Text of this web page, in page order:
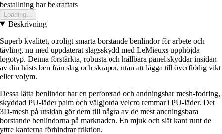
bestallning har bekraftats
Loading...
Beskrivning
Superb kvalitet, otroligt smarta borstande benlindor för arbete och
tävling, nu med uppdaterat slagsskydd med LeMieuxs upphöjda
logotyp. Denna förstärkta, robusta och hållbara panel skyddar insidan
av din hästs ben från slag och skrapor, utan att lägga till överflödig vikt
eller volym.
Dessa lätta benlindor har en perforerad och andningsbar mesh-fodring,
skyddad PU-läder palm och välgjorda velcro remmar i PU-läder. Det
3D-mesh på utsidan gör dem till några av de mest andningsbara
borstande benlindorna på marknaden. En mjuk och slät kant runt de
yttre kanterna förhindrar friktion.